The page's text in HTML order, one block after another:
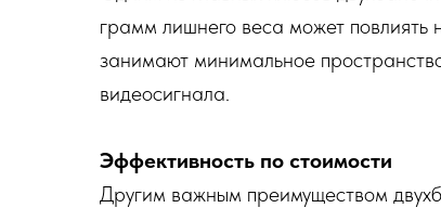
грамм лишнего веса может повлиять
занимают минимальное
видеосигнала.
Эффективность по стоимости
Другим важным преимуществом